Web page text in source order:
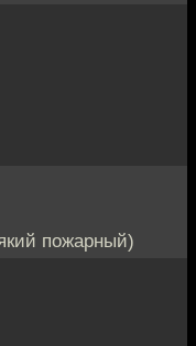
пожарный)